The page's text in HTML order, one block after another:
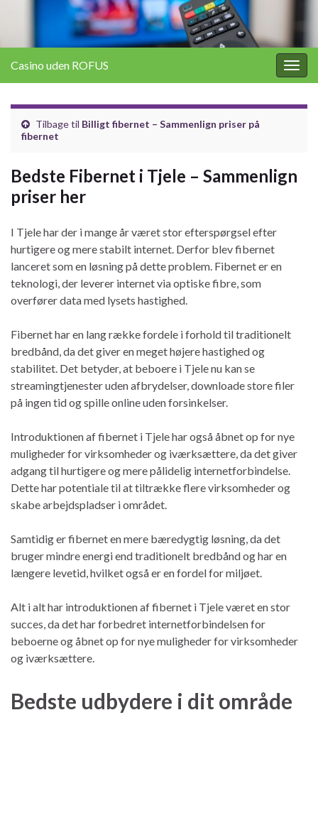
Casino uden ROFUS
Tilbage til Billigt fibernet – Sammenlign priser på
fibernet
Bedste Fibernet i Tjele – Sammenlign
priser her
I Tjele har der i mange år været stor efterspørgsel efter
hurtigere og mere stabilt internet. Derfor blev fibernet
lanceret som en løsning på dette problem. Fibernet er en
teknologi, der leverer internet via optiske fibre, som
overfører data med lysets hastighed.
Fibernet har en lang række fordele i forhold til traditionelt
bredbånd, da det giver en meget højere hastighed og
stabilitet. Det betyder, at beboere i Tjele nu kan se
streamingtjenester uden afbrydelser, downloade store filer
på ingen tid og spille online uden forsinkelser.
Introduktionen af fibernet i Tjele har også åbnet op for nye
muligheder for virksomheder og iværksættere, da det giver
adgang til hurtigere og mere pålidelig internetforbindelse.
Dette har potentiale til at tiltrække flere virksomheder og
skabe arbejdspladser i området.
Samtidig er fibernet en mere bæredygtig løsning, da det
bruger mindre energi end traditionelt bredbånd og har en
længere levetid, hvilket også er en fordel for miljøet.
Alt i alt har introduktionen af fibernet i Tjele været en stor
succes, da det har forbedret internetforbindelsen for
beboerne og åbnet op for nye muligheder for virksomheder
og iværksættere.
Bedste udbydere i dit område